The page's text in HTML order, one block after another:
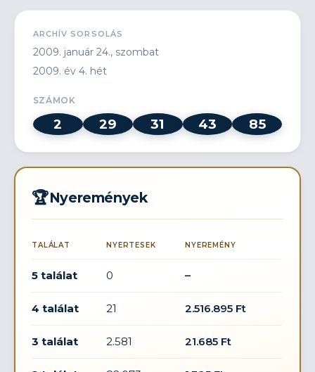
ARCHÍV SORSOLÁS
2009. január 24., szombat
2009. év 4. hét
SZÁMOK
2 29 31 43 85
🏆Nyeremények
TALÁLAT NYERTESEK NYEREMÉNY
5 találat 0 –
4 találat 21 2.516.895 Ft
3 találat 2.581 21.685 Ft